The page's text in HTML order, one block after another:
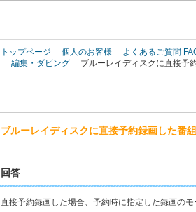
トップページ 個人のお客様 よくあるご質問
編集・ダビング
ブルーレイディスクに直接予
ブルーレイディスクに直接予約録画した番
回答
直接予約録画した場合、予約時に指定した録画のモ